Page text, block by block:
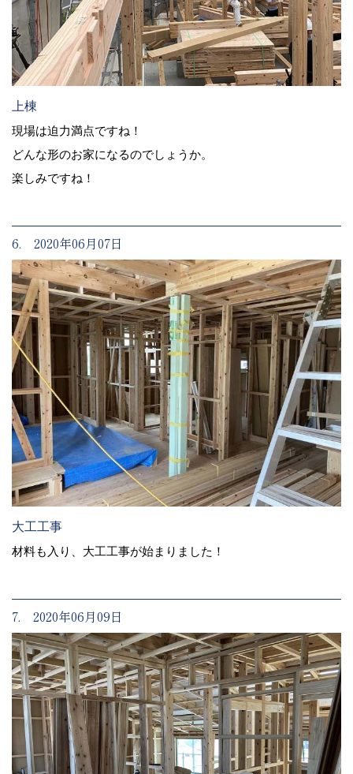
上棟
現場は迫力満点ですね！
どんな形のお家になるのでしょうか。
楽しみですね！
6. 2020年06月07日
大工工事
材料も入り、大工工事が始まりました！
7. 2020年06月09日